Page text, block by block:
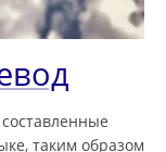
таким образом